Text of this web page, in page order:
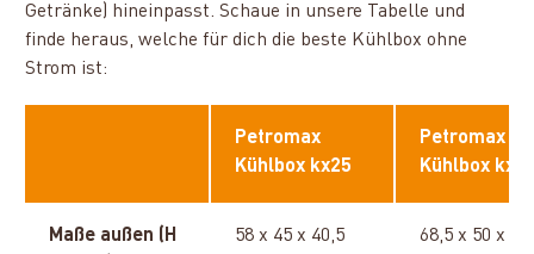
Getränke) hineinpasst. Schaue in unsere Tabelle und
finde heraus, welche für dich die beste Kühlbox ohne
Strom ist:
Petromax
Kühlbox kx25
Petromax
Kühlbox
Maße außen (H
58 x 45 x 40,5
68,5 x 50 x